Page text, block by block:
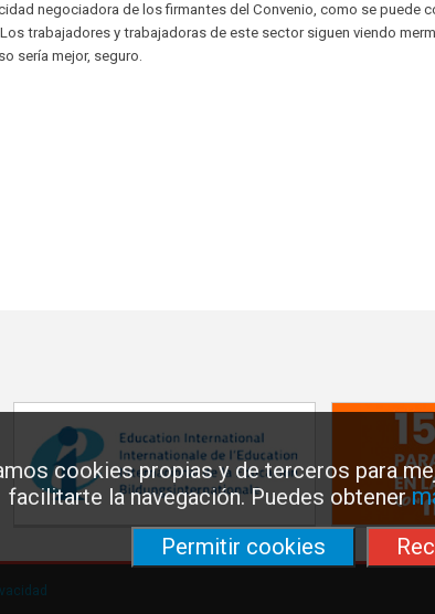
cookies propias y de terceros para
facilitarte la navegación. Puedes obtener
Permitir cookies
negociadora de los firmantes del Convenio, como se puede
trabajadores y trabajadoras de este sector siguen viendo
sería mejor, seguro.